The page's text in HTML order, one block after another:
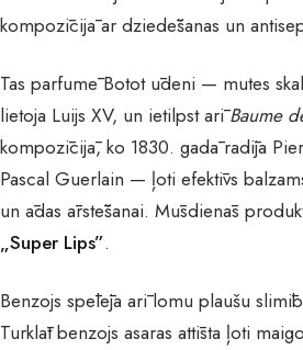
kompozīcijā ar dziedēšanas un
Tas parfumē Botot ūdeni — mutes
lietoja Luijs XV, un ietilpst arīBaume
kompozīcijā, ko 1830. gadā radīja
Pascal Guerlain — ļoti efektīvs
un ādas ārstēšanai. Mūsdienās
„Super Lips”.
Benzojs spēlēja arī lomu plaušu
Turklāt benzojs asaras attīsta ļoti